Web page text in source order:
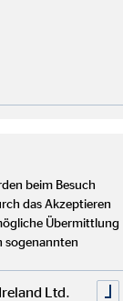
bei uns
beim Besuch
das Akzeptieren
Übermittlung
sogenannten
Ltd.